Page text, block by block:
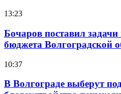
13:23
Бочаров поставил
бюджета Волгоградской
10:37
В Волгограде выберут